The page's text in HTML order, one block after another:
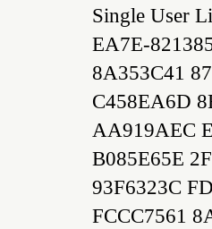
Single User
EA7E-
8A353C41
C458EA6D
AA919AEC
B085E65E
93F6323C
FCCC7561